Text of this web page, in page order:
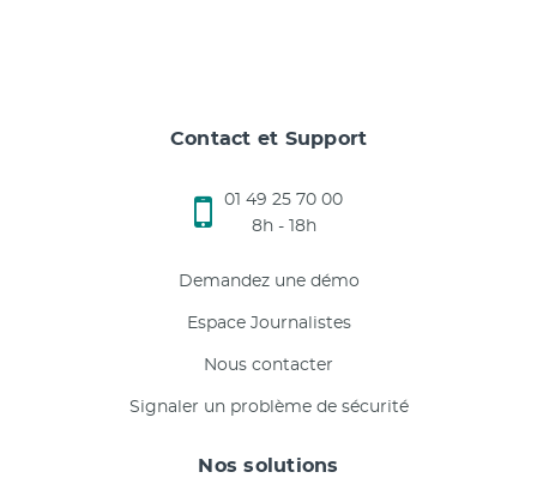
Contact et Support
01 49 25 70 00
8h - 18h
Demandez une démo
Espace Journalistes
Nous contacter
Signaler un problème de sécurité
Nos solutions